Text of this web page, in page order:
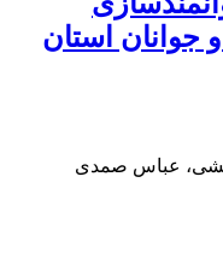
جوانان استان
عباس صمدی